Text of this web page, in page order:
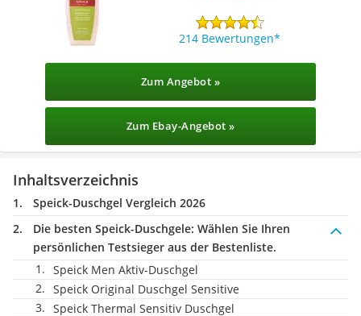
214 Bewertungen
Zum Angebot »
Zum Ebay-Angebot »
Inhaltsverzeichnis
Speick-Duschgel Vergleich 2026
Die besten Speick-Duschgele: Wählen Sie Ihren
persönlichen Testsieger aus der Bestenliste.
Speick Men Aktiv-Duschgel
Speick Original Duschgel Sensitive
Speick Thermal Sensitiv Duschgel